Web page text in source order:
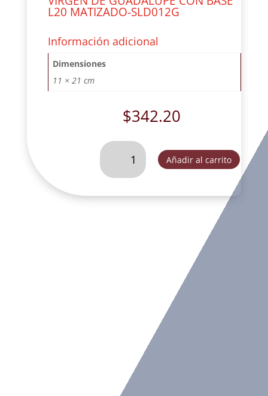
L20 MATIZADO-SLD012G
Información adicional
Dimensiones
11 × 21 cm
$342.20
VIRGEN
GUADALUPE
BASE
Añadir al carrito